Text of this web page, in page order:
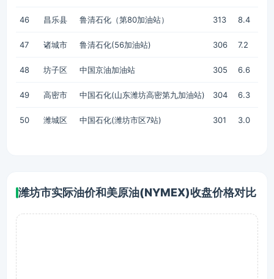
46 昌乐县 鲁清石化（第80加油站） 313 8.4
47 诸城市 鲁清石化(56加油站) 306 7.2
48 坊子区 中国京油加油站 305 6.6
49 高密市 中国石化(山东潍坊高密第九加油站) 304 6.3
50 潍城区 中国石化(潍坊市区7站) 301 3.0
潍坊市实际油价和美原油(NYMEX)收盘价格对比